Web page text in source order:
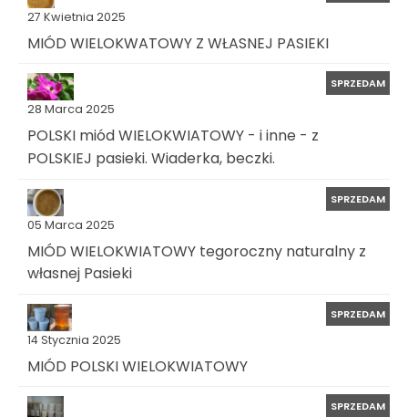
27 Kwietnia 2025
MIÓD WIELOKWATOWY Z WŁASNEJ PASIEKI
28 Marca 2025
SPRZEDAM
POLSKI miód WIELOKWIATOWY - i inne - z
POLSKIEJ pasieki. Wiaderka, beczki.
05 Marca 2025
SPRZEDAM
MIÓD WIELOKWIATOWY tegoroczny naturalny z
własnej Pasieki
14 Stycznia 2025
SPRZEDAM
MIÓD POLSKI WIELOKWIATOWY
SPRZEDAM